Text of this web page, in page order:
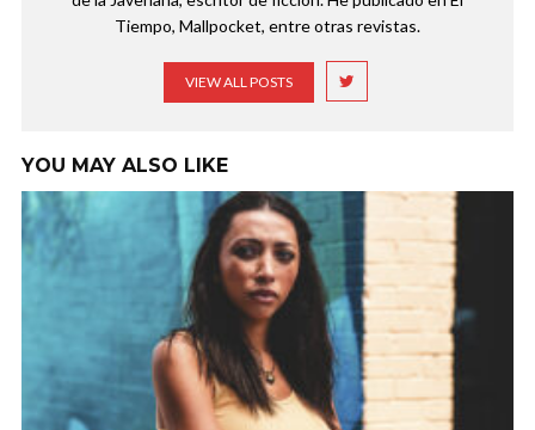
Tiempo, Mallpocket, entre otras revistas.
VIEW ALL POSTS
YOU MAY ALSO LIKE